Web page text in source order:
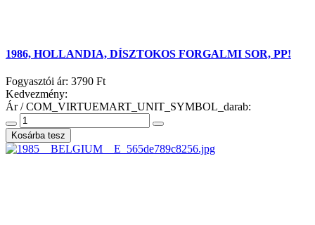
1986, HOLLANDIA, DÍSZTOKOS FORGALMI SOR, PP!
Fogyasztói ár: 3790 Ft
Kedvezmény:
Ár / COM_VIRTUEMART_UNIT_SYMBOL_darab: